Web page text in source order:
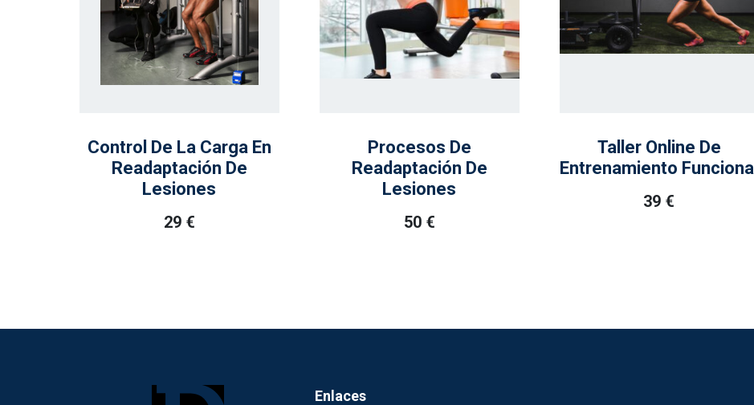
Control De La Carga En
Readaptación De
Lesiones
29 €
Procesos De
Readaptación De
Lesiones
50 €
Taller Online De
Entrenamiento Funcional
39 €
Enlaces